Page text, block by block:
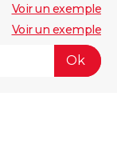
Voir un exemple
Voir un exemple